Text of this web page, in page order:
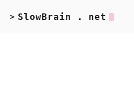
> SlowBrain . net